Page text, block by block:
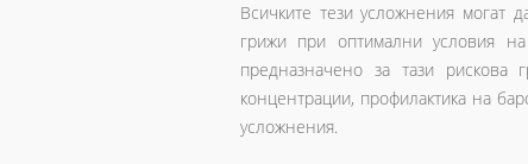
Всичките тези усложнения могат
грижи при оптимални условия
предназначено за тази рискова
концентрации, профилактика на
усложнения.